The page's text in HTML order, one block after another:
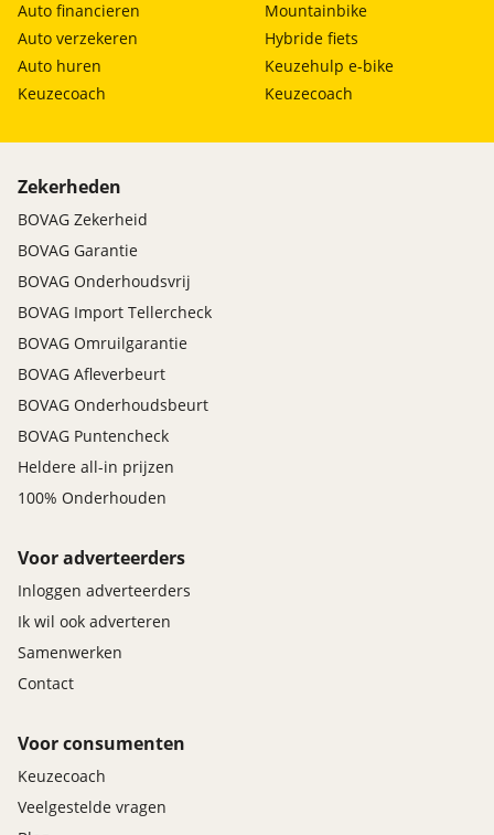
Auto financieren
Auto verzekeren
Auto huren
Keuzecoach
Mountainbike
Hybride fiets
Keuzehulp e-bike
Keuzecoach
Zekerheden
BOVAG Zekerheid
BOVAG Garantie
BOVAG Onderhoudsvrij
BOVAG Import Tellercheck
BOVAG Omruilgarantie
BOVAG Afleverbeurt
BOVAG Onderhoudsbeurt
BOVAG Puntencheck
Heldere all-in prijzen
100% Onderhouden
Voor adverteerders
Inloggen adverteerders
Ik wil ook adverteren
Samenwerken
Contact
Voor consumenten
Keuzecoach
Veelgestelde vragen